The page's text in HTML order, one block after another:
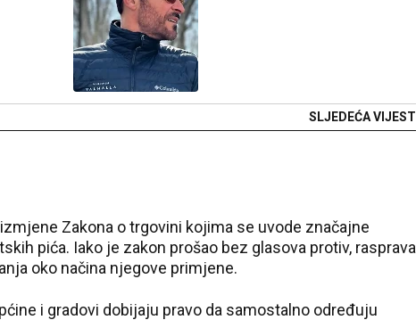
SLJEDEĆA VIJEST
Zakona o trgovini kojima se uvode značajne
pića. Iako je zakon prošao bez glasova protiv, rasprava
oko načina njegove primjene.
i gradovi dobijaju pravo da samostalno određuju